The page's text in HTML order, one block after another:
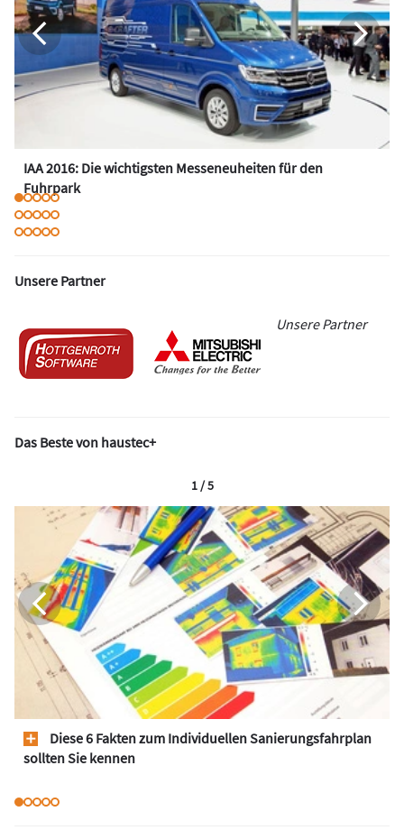
IAA 2016: Die wichtigsten Messeneuheiten für den
Fuhrpark
Unsere Partner
Unsere Partner
Das Beste von haustec+
Diese 6 Fakten zum Individuellen Sanierungsfahrplan
sollten Sie kennen
1 / 5